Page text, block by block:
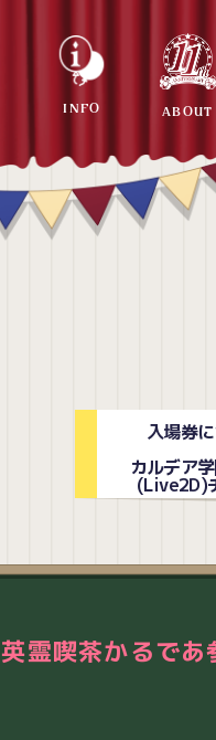
INFO ABOUT
入場券
カルデア
(Live2D)
英霊喫茶かるであ